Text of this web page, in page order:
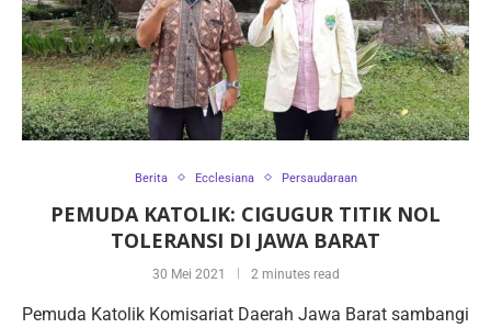
Berita Ecclesiana Persaudaraan
PEMUDA KATOLIK: CIGUGUR TITIK NOL
TOLERANSI DI JAWA BARAT
30 Mei 2021 2 minutes read
Pemuda Katolik Komisariat Daerah Jawa Barat sambangi